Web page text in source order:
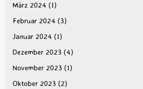
März 2024 (1)
Februar 2024 (3)
Januar 2024 (1)
Dezember 2023 (4)
November 2023 (1)
Oktober 2023 (2)